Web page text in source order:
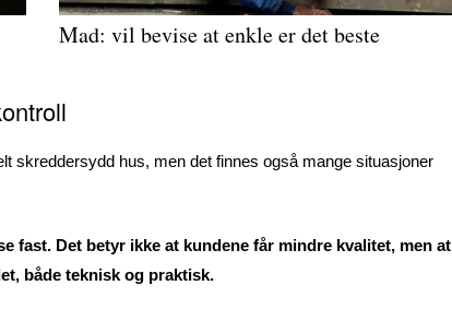
Mad: vil bevise at enkle er det beste
skreddersydd hus, men det finnes også mange situasjoner
fast. Det betyr ikke at kundene får mindre kvalitet, men at
både teknisk og praktisk.